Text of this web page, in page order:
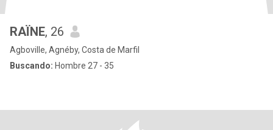
RAÏNE, 26
Agboville, Agnéby, Costa de Marfil
Buscando: Hombre 27 - 35